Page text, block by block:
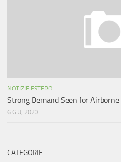
NOTIZIE ESTERO
Strong Demand Seen for
6 GIU, 2020
CATEGORIE